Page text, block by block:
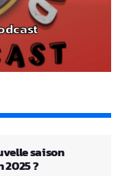
saison
2025 ?